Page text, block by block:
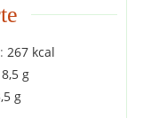
267 kcal
8,5 g
g